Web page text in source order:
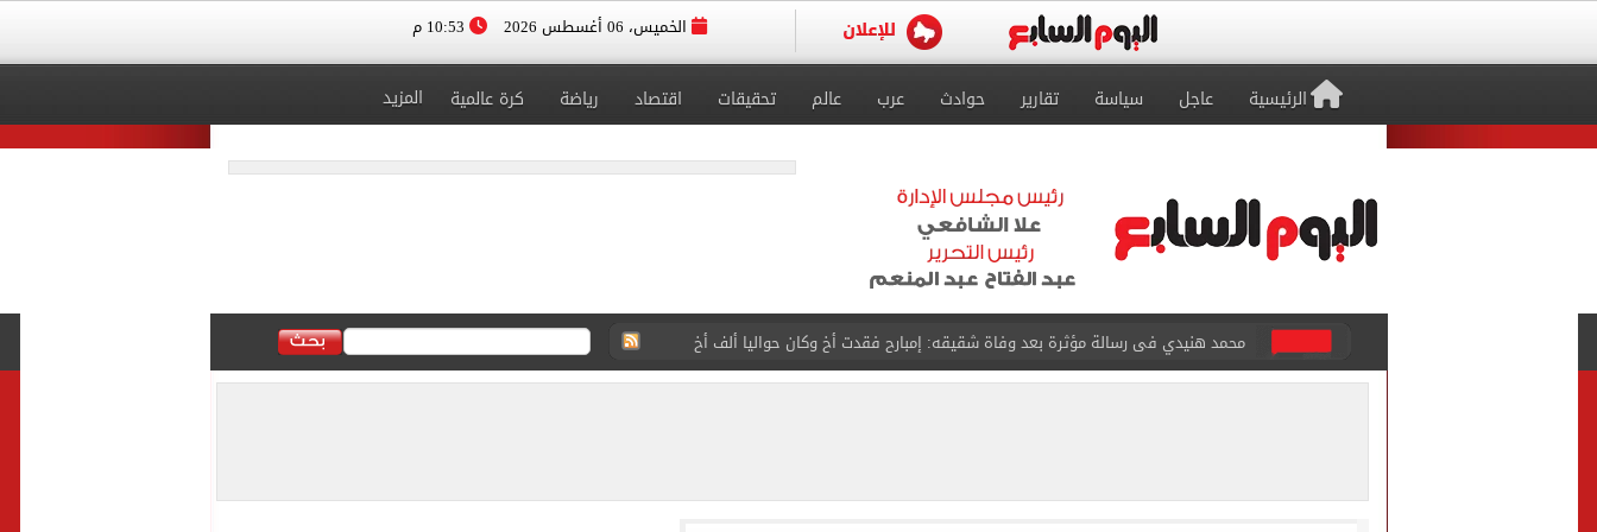
الخميس، 06 أغسطس 2026
الرئيسية عاجل سياسة تقارير حوادث عرب عالم تحقيقات اقتصاد رياضة كرة عالمية المزيد
ما حكم رشّ المياه أمام المنازل؟.. أمين الفتوى يجيب (فيديو)
من داخل ستاد طرابزون.. الجماهير تحتفل بمحمد صلاح.. فيديو
إغلاق طريق مصر أسوان الزراعى الغربى كليا من المنيب للعياط.. اعرف التحويلات